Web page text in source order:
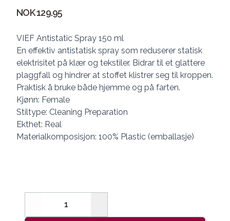
Produktdetaljer
NOK 129.95
Description
VIEF Antistatic Spray 150 ml
En effektiv antistatisk spray som reduserer statisk
elektrisitet på klær og tekstiler. Bidrar til et glattere
plaggfall og hindrer at stoffet klistrer seg til kroppen.
Praktisk å bruke både hjemme og på farten.
Kjønn: Female
Stiltype: Cleaning Preparation
Ekthet: Real
Materialkomposisjon: 100% Plastic (emballasje)
Decrease